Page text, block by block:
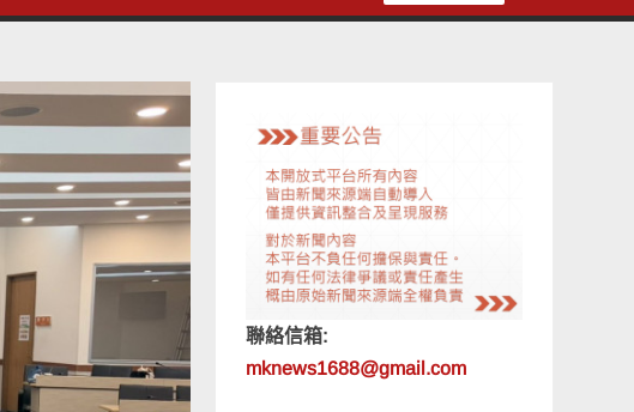
聯絡信箱:
mknews1688@gmail.com